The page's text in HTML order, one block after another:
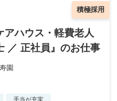
積極採用
アハウス・軽費老人
／ 正社員』のお仕事
園
手当が充実